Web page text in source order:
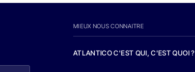
MIEUX NOUS CONNAITRE
ATLANTICO C'EST QUI, C'EST QUOI ?